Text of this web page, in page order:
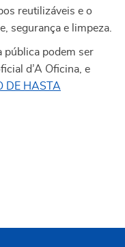
reutilizáveis e o
segurança e limpeza.
pública podem ser
d’A Oficina, e
DE HASTA